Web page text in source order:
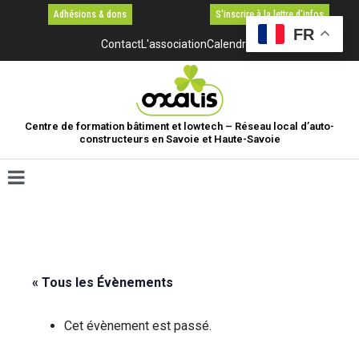
Adhésions & dons S'inscrire à la lettre d'infos
ContactL'associationCalendrier
Centre de formation bâtiment et lowtech – Réseau local d’auto-
constructeurs en Savoie et Haute-Savoie
« Tous les Évènements
Cet évènement est passé.
FR